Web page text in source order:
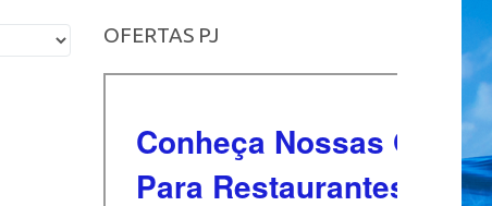
OFERTAS PJ